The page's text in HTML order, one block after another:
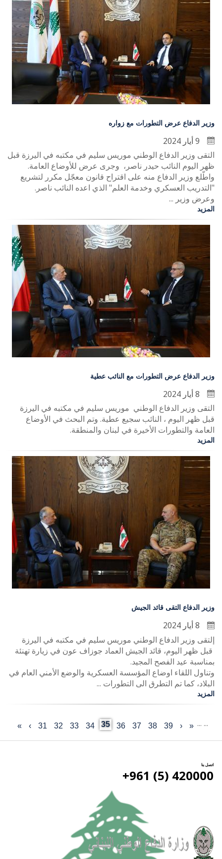
وزير الدفاع عرض التطورات مع زواره
التقى وزير الدفاع الوطني موريس سليم في مكتبه في اليرزة قبل
ظهر اليوم النائب حيدر ناصر، وجرى عرض للأوضاع العامة.
واطّلع وزير الدفاع منه على اقتراح قانون معجّل مكرر لتشريع
"التدريب العسكري وخدمة العلم" الذي اعده النائب ناصر.
وعرض وزير ...
المزيد
وزير الدفاع عرض التطورات مع النائب عطية
التقى وزير الدفاع الوطني موريس سليم في مكتبه في اليرزة
قبل ظهر اليوم ، النائب سجيع عطية. وتم البحث في الأوضاع
العامة والتطورات الأخيرة في لبنان والمنطقة.
المزيد
وزير الدفاع التقى قائد الجيش
إلتقى وزير الدفاع الوطني موريس سليم في مكتبه في اليرزة
قبل ظهر اليوم، قائد الجيش العماد جوزاف عون في زيارة تهنئة
بمناسبة عيد الفصح المجيد.
وتناول اللقاء اوضاع المؤسسة العسكرية والوضع الأمني العام في
البلاد، كما تم التطرق الى التطورات ...
المزيد
First
»
Previous
› … الصفحة
31
الصفحة
32
الصفحة
33
الصفحة
34
Current
35
الصفحة
36
الصفحة
37
الصفحة
38
الصفحة
39 …
الصفحة
‹
Last
«
اتصل بنا
420000 (5) 961+